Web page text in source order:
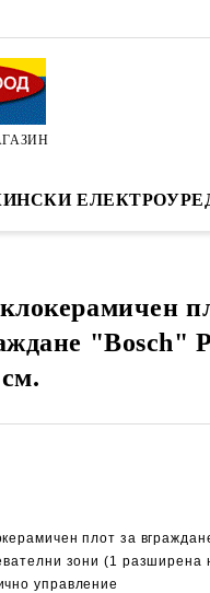
"Bosch"
плот за
зони (1 разширена
управление